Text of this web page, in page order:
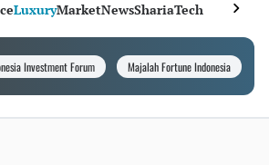
LuxuryMarketNewsShariaTech
Investment Forum Majalah Fortune Indonesia